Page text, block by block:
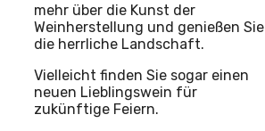
mehr über die Kunst der
Weinherstellung und genießen Sie
die herrliche Landschaft.
Vielleicht finden Sie sogar einen
neuen Lieblingswein für
zukünftige Feiern.